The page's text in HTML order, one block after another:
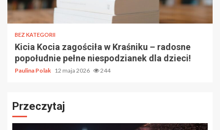
BEZ KATEGORII
Kicia Kocia zagościła w Kraśniku – radosne
popołudnie pełne niespodzianek dla dzieci!
Paulina Polak 12 maja 2026 244
Przeczytaj